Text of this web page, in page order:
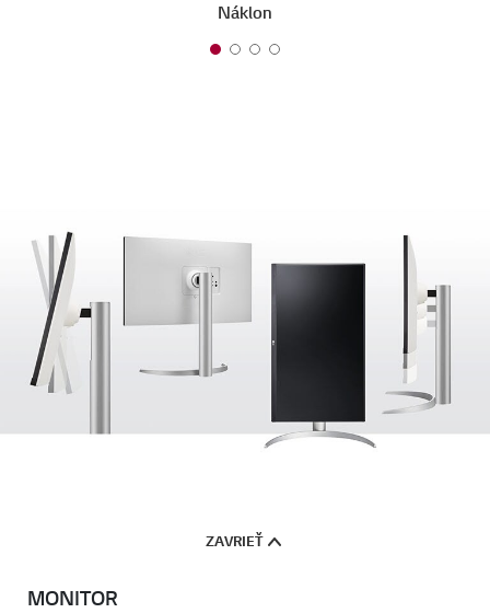
Náklon
ZAVRIEŤ
MONITOR